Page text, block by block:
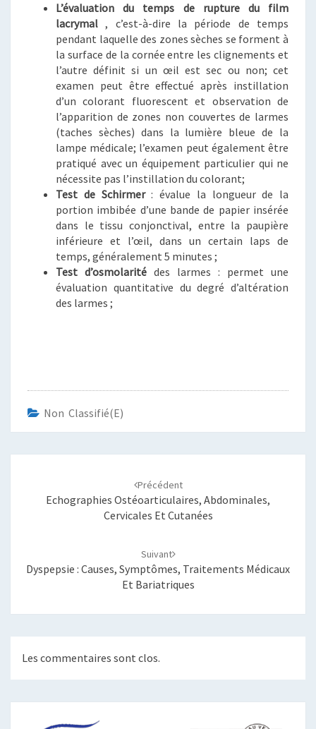
L’évaluation du temps de rupture du film
lacrymal , c’est-à-dire la période de temps
pendant laquelle des zones sèches se forment à
la surface de la cornée entre les clignements et
l’autre définit si un œil est sec ou non; cet
examen peut être effectué après instillation
d’un colorant fluorescent et observation de
l’apparition de zones non couvertes de larmes
(taches sèches) dans la lumière bleue de la
lampe médicale; l’examen peut également être
pratiqué avec un équipement particulier qui ne
nécessite pas l’instillation du colorant;
Test de Schirmer: évalue la longueur de la
portion imbibée d’une bande de papier insérée
dans le tissu conjonctival, entre la paupière
inférieure et l’œil, dans un certain laps de
temps, généralement 5 minutes ;
Test d’osmolarité des larmes : permet une
évaluation quantitative du degré d’altération
des larmes ;
Non Classifié(e)
Précédent
Echographies Ostéoarticulaires, Abdominales,
Cervicales Et Cutanées
Suivant
Dyspepsie : Causes, Symptômes, Traitements Médicaux
Et Bariatriques
Les commentaires sont clos.